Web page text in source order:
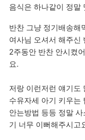
음식은 하나같이 정말
반찬 그냥 정기배송해
여사님 오셔서 해주신
2주동안 반찬 안시켰
요.
저랑 이런저런 얘기도
수유자세 아기 키우는
안는방법 등등 정말
기 너무 이뻐해주시고